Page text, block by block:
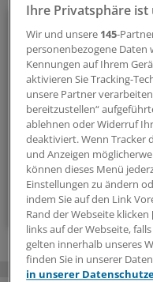
Politik &
Mit diesem
Geschehen in der
Hintergründen und
14-
Zum
Ihre Privatsphäre ist
Wir und unsere 145-
personenbezogene
Kennungen auf Ihrem
aktivieren Sie Tracking-
unsere Partner
bereitzustellen“
ablehnen oder Widerruf
deaktiviert. Wenn Tracker
und Anzeigen
können dieses Menü
Einstellungen zu ändern
indem Sie auf den Link
Rand der Webseite
links auf der Webseite,
gelten innerhalb unseres
finden Sie in unserer
in unserer